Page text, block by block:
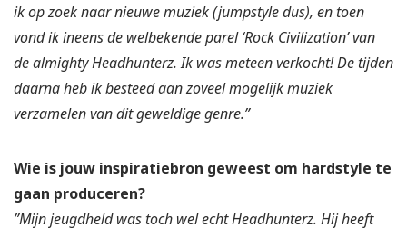
ik op zoek naar nieuwe muziek (jumpstyle dus), en toen
vond ik ineens de welbekende parel ‘Rock Civilization’ van
de almighty Headhunterz. Ik was meteen verkocht! De tijden
daarna heb ik besteed aan zoveel mogelijk muziek
verzamelen van dit geweldige genre.”
Wie is jouw inspiratiebron geweest om hardstyle te
gaan produceren?
”Mijn jeugdheld was toch wel echt Headhunterz. Hij heeft